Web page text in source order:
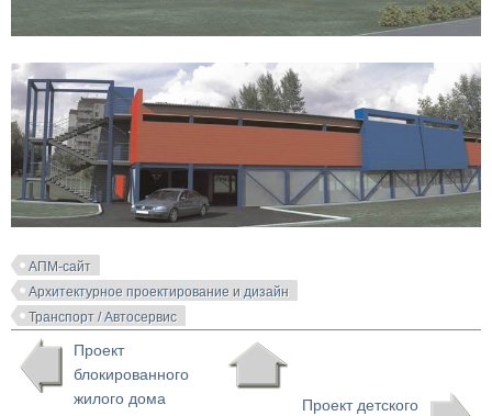
АПМ-сайт
Архитектурное проектирование и дизайн
Транспорт / Автосервис
Проект
блокированного
жилого дома
Проект детского